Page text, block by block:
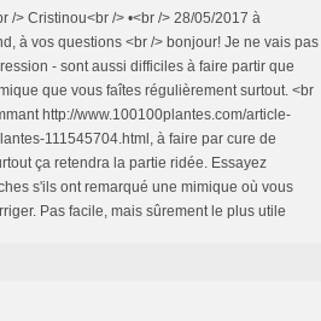
/> Cristinou<br /> •<br /> 28/05/2017 à
à vos questions <br /> bonjour! Je ne vais pas
- sont aussi difficiles à faire partir que
que vous faîtes régulièrement surtout. <br
http://www.100100plantes.com/article-
111545704.html, à faire par cure de
ça retendra la partie ridée. Essayez
s'ils ont remarqué une mimique où vous
Pas facile, mais sûrement le plus utile